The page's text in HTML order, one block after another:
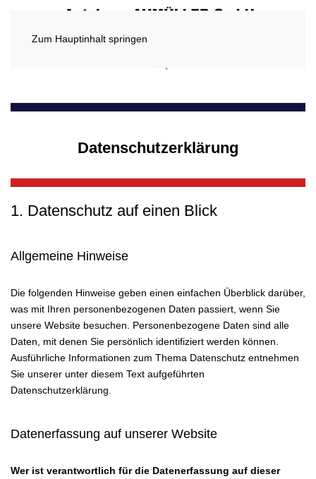
Zum Hauptinhalt springen
Datenschutzerklärung
1. Datenschutz auf einen Blick
Allgemeine Hinweise
Die folgenden Hinweise geben einen einfachen Überblick darüber,
was mit Ihren personenbezogenen Daten passiert, wenn Sie
unsere Website besuchen. Personenbezogene Daten sind alle
Daten, mit denen Sie persönlich identifiziert werden können.
Ausführliche Informationen zum Thema Datenschutz entnehmen
Sie unserer unter diesem Text aufgeführten
Datenschutzerklärung.
Datenerfassung auf unserer Website
Wer ist verantwortlich für die Datenerfassung auf dieser